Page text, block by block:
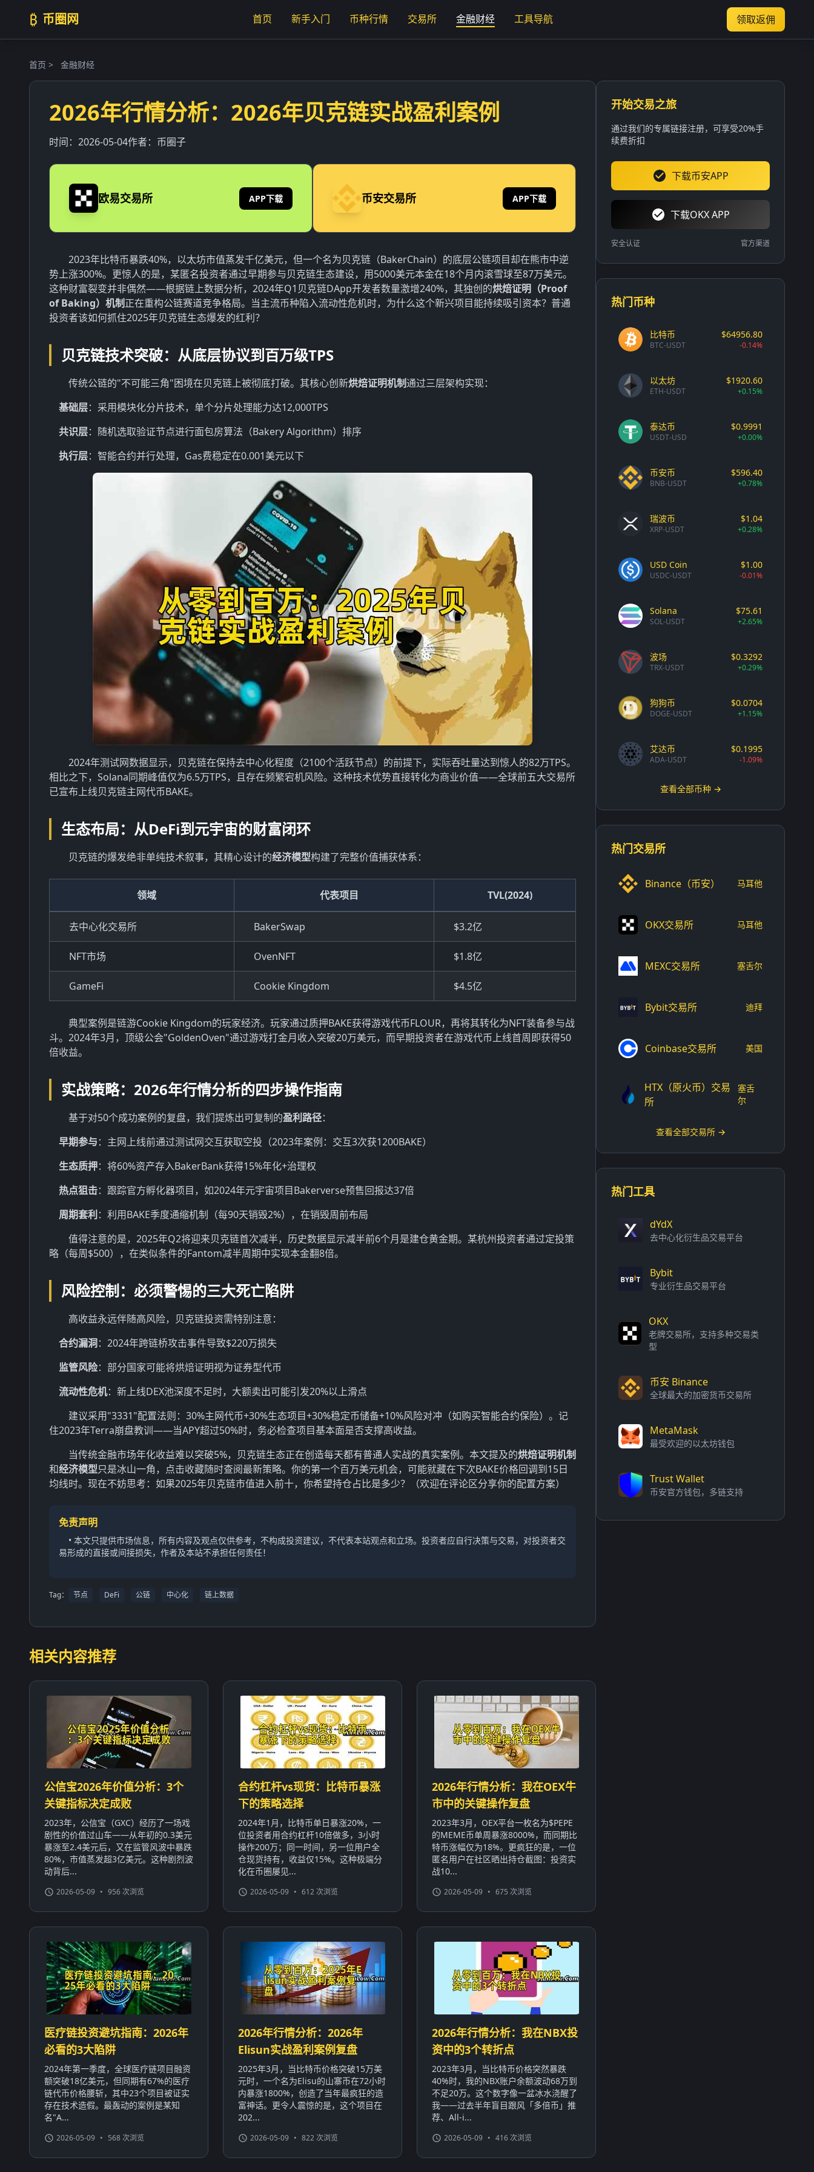
₿ 币圈网 首页 新手入门 币种行情 交易所 金融财经 工具导航 领取返佣
首页 > 金融财经
2026年行情分析：2026年贝克链实战盈利案例
时间： 2026-05-04作者： 币圈子
欧易交易所 APP下载 币安交易所 APP下载
2023年比特币暴跌40%，以太坊市值蒸发千亿美元，但一个名为贝克链（BakerChain）的底层公链项目却在熊市中逆
势上涨300%。更惊人的是，某匿名投资者通过早期参与贝克链生态建设，用5000美元本金在18个月内滚雪球至87万美元。
这种财富裂变并非偶然——根据链上数据分析，2024年Q1贝克链DApp开发者数量激增240%，其独创的烘焙证明（Proof
of Baking）机制正在重构公链赛道竞争格局。当主流币种陷入流动性危机时，为什么这个新兴项目能持续吸引资本？普通
投资者该如何抓住2025年贝克链生态爆发的红利？
贝克链技术突破：从底层协议到百万级TPS
传统公链的"不可能三角"困境在贝克链上被彻底打破。其核心创新烘焙证明机制通过三层架构实现：
基础层：采用模块化分片技术，单个分片处理能力达12,000TPS
共识层：随机选取验证节点进行面包房算法（Bakery Algorithm）排序
执行层：智能合约并行处理，Gas费稳定在0.001美元以下
2024年测试网数据显示，贝克链在保持去中心化程度（2100个活跃节点）的前提下，实际吞吐量达到惊人的82万TPS。
相比之下，Solana同期峰值仅为6.5万TPS，且存在频繁宕机风险。这种技术优势直接转化为商业价值——全球前五大交易所
已宣布上线贝克链主网代币BAKE。
生态布局：从DeFi到元宇宙的财富闭环
贝克链的爆发绝非单纯技术叙事，其精心设计的经济模型构建了完整价值捕获体系：
领域 代表项目 TVL(2024)
去中心化交易所 BakerSwap $3.2亿
NFT市场 OvenNFT $1.8亿
GameFi Cookie Kingdom $4.5亿
典型案例是链游Cookie Kingdom的玩家经济。玩家通过质押BAKE获得游戏代币FLOUR，再将其转化为NFT装备参与战
斗。2024年3月，顶级公会"GoldenOven"通过游戏打金月收入突破20万美元，而早期投资者在游戏代币上线首周即获得50
倍收益。
实战策略：2026年行情分析的四步操作指南
基于对50个成功案例的复盘，我们提炼出可复制的盈利路径：
早期参与：主网上线前通过测试网交互获取空投（2023年案例：交互3次获1200BAKE）
生态质押：将60%资产存入BakerBank获得15%年化+治理权
热点狙击：跟踪官方孵化器项目，如2024年元宇宙项目Bakerverse预售回报达37倍
周期套利 ：利用BAKE季度通缩机制（每90天销毁2%），在销毁周前布局
值得注意的是，2025年Q2将迎来贝克链首次减半，历史数据显示减半前6个月是建仓黄金期。某杭州投资者通过定投策
略（每周$500），在类似条件的Fantom减半周期中实现本金翻8倍。
风险控制：必须警惕的三大死亡陷阱
高收益永远伴随高风险，贝克链投资需特别注意：
合约漏洞：2024年跨链桥攻击事件导致$220万损失
监管风险：部分国家可能将烘焙证明视为证券型代币
流动性危机：新上线DEX池深度不足时，大额卖出可能引发20%以上滑点
建议采用"3331"配置法则：30%主网代币+30%生态项目+30%稳定币储备+10%风险对冲（如购买智能合约保险）。记
住2023年Terra崩盘教训——当APY超过50%时，务必检查项目基本面是否支撑高收益。
当传统金融市场年化收益难以突破5%，贝克链生态正在创造每天都有普通人实战的真实案例。本文提及的烘焙证明机制
和经济模型只是冰山一角，点击收藏随时查阅最新策略。你的第一个百万美元机会，可能就藏在下次BAKE价格回调到15日
均线时。现在不妨思考：如果2025年贝克链市值进入前十，你希望持仓占比是多少？（欢迎在评论区分享你的配置方案）
免责声明
• 本文只提供市场信息，所有内容及观点仅供参考，不构成投资建议，不代表本站观点和立场。投资者应自行决策与交易，对投资者交
易形成的直接或间接损失，作者及本站不承担任何责任！
Tag： 节点 DeFi 公链 中心化 链上数据
相关内容推荐
公信宝2026年价值分析：3个
关键指标决定成败
2023年，公信宝（GXC）经历了一场戏
剧性的价值过山车——从年初的0.3美元
暴涨至2.4美元后，又在监管风波中暴跌
80%，市值蒸发超3亿美元。这种剧烈波
动背后...
2026-05-09 • 956 次浏览
合约杠杆vs现货：比特币暴涨
下的策略选择
2024年1月，比特币单日暴涨20%，一
位投资者用合约杠杆10倍做多，3小时
操作200万；同一时间，另一位用户全
仓现货持有，收益仅15%。这种极端分
化在币圈屡见...
2026-05-09 • 612 次浏览
2026年行情分析：我在OEX牛
市中的关键操作复盘
2023年3月，OEX平台一枚名为$PEPE
的MEME币单周暴涨8000%，而同期比
特币涨幅仅为18%。更疯狂的是，一位
匿名用户在社区晒出持仓截图：投资实
战10...
2026-05-09 • 675 次浏览
医疗链投资避坑指南：2026年
必看的3大陷阱
2024年第一季度，全球医疗链项目融资
额突破18亿美元，但同期有67%的医疗
链代币价格腰斩，其中23个项目被证实
存在技术造假。最轰动的案例是某知
名"A...
2026-05-09 • 568 次浏览
2026年行情分析：2026年
Elisun实战盈利案例复盘
2025年3月，当比特币价格突破15万美
元时，一个名为Elisu的山寨币在72小时
内暴涨1800%，创造了当年最疯狂的造
富神话。更令人震惊的是，这个项目在
202...
2026-05-09 • 822 次浏览
2026年行情分析：我在NBX投
资中的3个转折点
2023年3月，当比特币价格突然暴跌
40%时，我的NBX账户余额波动68万到
不足20万。这个数字像一盆冰水浇醒了
我——过去半年盲目跟风「多倍币」推
荐、All-i...
2026-05-09 • 416 次浏览
开始交易之旅
通过我们的专属链接注册，可享受20%手
续费折扣
下载币安APP
下载OKX APP
安全认证 官方渠道
热门币种
比特币
BTC-USDT
$64956.80
-0.14%
以太坊
ETH-USDT
$1920.60
+0.15%
泰达币
USDT-USD
$0.9991
+0.00%
币安币
BNB-USDT
$596.40
+0.78%
瑞波币
XRP-USDT
$1.04
+0.28%
USD Coin
USDC-USDT
$1.00
-0.01%
Solana
SOL-USDT
$75.61
+2.65%
波场
TRX-USDT
$0.3292
+0.29%
狗狗币
DOGE-USDT
$0.0704
+1.15%
艾达币
ADA-USDT
$0.1995
-1.09%
查看全部币种 →
热门交易所
Binance（币安） 马耳他
OKX交易所 马耳他
MEXC交易所 塞舌尔
Bybit交易所 迪拜
Coinbase交易所 美国
HTX（原火币）交易
所
塞舌
尔
查看全部交易所 →
热门工具
dYdX
去中心化衍生品交易平台
Bybit
专业衍生品交易平台
OKX
老牌交易所，支持多种交易类
型
币安 Binance
全球最大的加密货币交易所
MetaMask
最受欢迎的以太坊钱包
Trust Wallet
币安官方钱包，多链支持